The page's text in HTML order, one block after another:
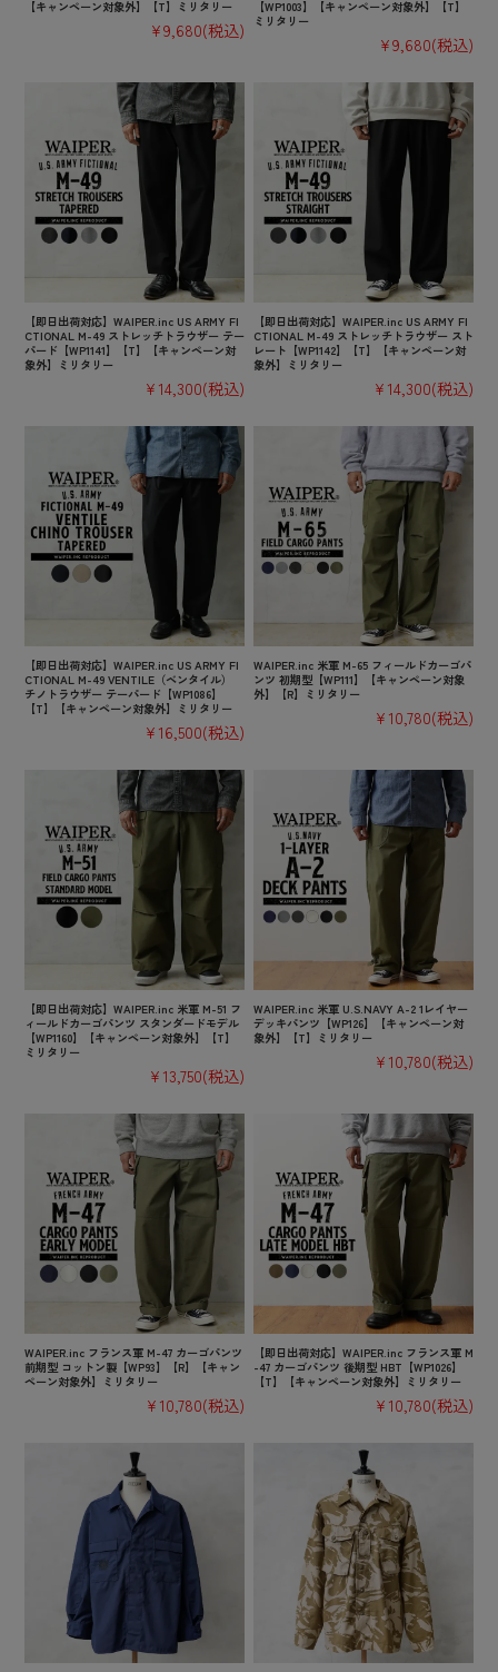
【キャンペーン対象外】【T】ミリタリー
¥9,680(税込)
【WP1003】【キャンペーン対象外】【T】
ミリタリー
¥9,680(税込)
【即日出荷対応】WAIPER.inc US ARMY FI
CTIONAL M-49 ストレッチトラウザー テー
パード【WP1141】【T】【キャンペーン対
象外】ミリタリー
¥14,300(税込)
【即日出荷対応】WAIPER.inc US ARMY FI
CTIONAL M-49 ストレッチトラウザー スト
レート【WP1142】【T】【キャンペーン対
象外】ミリタリー
¥14,300(税込)
【即日出荷対応】WAIPER.inc US ARMY FI
CTIONAL M-49 VENTILE（ベンタイル）
チノトラウザー テーパード【WP1086】
【T】【キャンペーン対象外】ミリタリー
¥16,500(税込)
WAIPER.inc 米軍 M-65 フィールドカーゴパ
ンツ 初期型【WP111】【キャンペーン対象
外】【R】ミリタリー
¥10,780(税込)
【即日出荷対応】WAIPER.inc 米軍 M-51 フ
ィールドカーゴパンツ スタンダードモデル
【WP1160】【キャンペーン対象外】【T】
ミリタリー
¥13,750(税込)
WAIPER.inc 米軍 U.S.NAVY A-2 1レイヤー
デッキパンツ【WP126】【キャンペーン対
象外】【T】ミリタリー
¥10,780(税込)
WAIPER.inc フランス軍 M-47 カーゴパンツ
前期型 コットン製【WP93】【R】【キャン
ペーン対象外】ミリタリー
¥10,780(税込)
【即日出荷対応】WAIPER.inc フランス軍 M
-47 カーゴパンツ 後期型 HBT【WP1026】
【T】【キャンペーン対象外】ミリタリー
¥10,780(税込)